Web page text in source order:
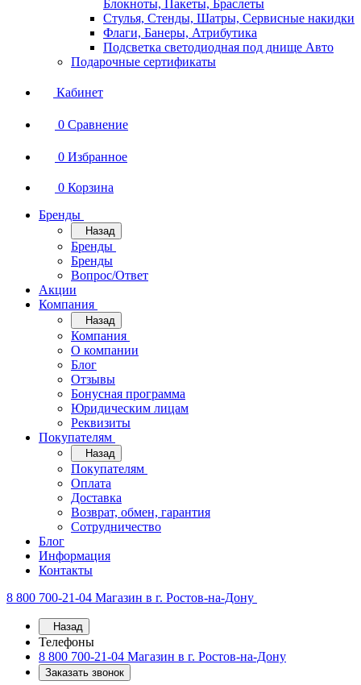
Блокноты, Пакеты, Браслеты
Стулья, Стенды, Шатры, Сервисные накидки
Флаги, Банеры, Атрибутика
Подсветка светодиодная под днище Авто
Подарочные сертификаты
Кабинет
0 Сравнение
0 Избранное
0 Корзина
Бренды
Назад
Бренды
Бренды
Вопрос/Ответ
Акции
Компания
Назад
Компания
О компании
Блог
Отзывы
Бонусная программа
Юридическим лицам
Реквизиты
Покупателям
Назад
Покупателям
Оплата
Доставка
Возврат, обмен, гарантия
Сотрудничество
Блог
Информация
Контакты
8 800 700-21-04 Магазин в г. Ростов-на-Дону
Назад
Телефоны
8 800 700-21-04 Магазин в г. Ростов-на-Дону
Заказать звонок